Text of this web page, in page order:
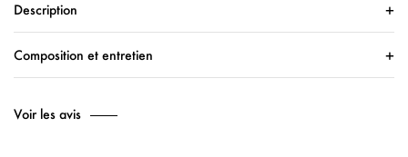
Description
Composition et entretien
Voir les avis